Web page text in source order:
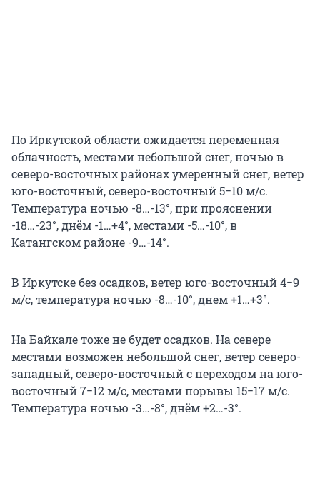
По Иркутской области ожидается переменная
облачность, местами небольшой снег, ночью в
северо-восточных районах умеренный снег, ветер
юго-восточный, северо-восточный 5−10 м/с.
Температура ночью -8…-13°, при прояснении
-18…-23°, днём -1…+4°, местами -5…-10°, в
Катангском районе -9…-14°.
В Иркутске без осадков, ветер юго-восточный 4−9
м/с, температура ночью -8…-10°, днем +1…+3°.
На Байкале тоже не будет осадков. На севере
местами возможен небольшой снег, ветер северо-
западный, северо-восточный с переходом на юго-
восточный 7−12 м/с, местами порывы 15−17 м/с.
Температура ночью -3…-8°, днём +2…-3°.